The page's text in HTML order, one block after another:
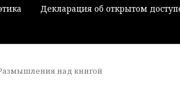
Декларация об открытом
над книгой